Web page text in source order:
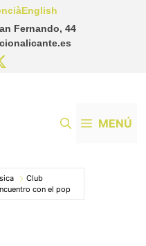
Fernando, 44
English
MENÚ
Club
con el pop